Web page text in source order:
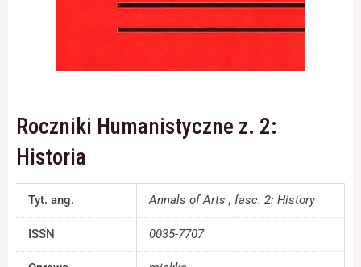
Roczniki Humanistyczne z. 2:
Historia
Tyt. ang. Annals of Arts , fasc. 2: History
ISSN 0035-7707
nie są
one potrzebne
funkcjonalność
i strukturę
strony
na podstawie